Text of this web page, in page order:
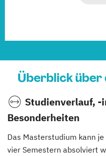
Überblick über
Studienverlauf, -
Besonderheiten
Das Masterstudium kann
vier Semestern absolviert